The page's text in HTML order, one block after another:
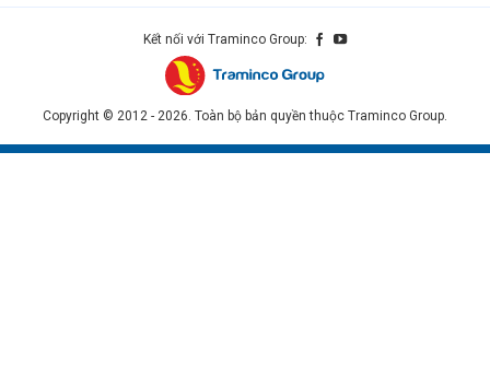
Kết nối với Traminco Group:
Copyright © 2012 - 2026. Toàn bộ bản quyền thuộc Traminco Group.